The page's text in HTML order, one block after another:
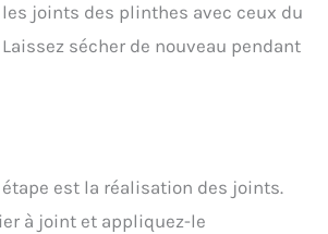
joints des plinthes avec ceux du
sécher de nouveau pendant
étape est la réalisation des joints.
à joint et appliquez-le